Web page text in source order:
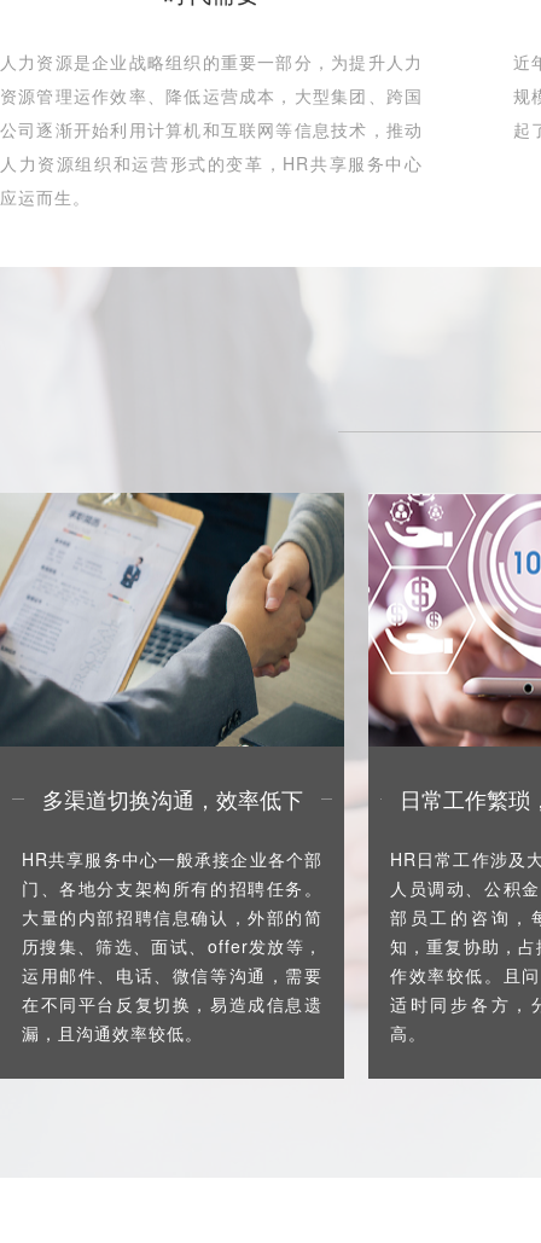
人力资源是企业战略组织的重要一部分，为提升人力
资源管理运作效率、降低运营成本，大型集团、跨国
公司逐渐开始利用计算机和互联网等信息技术，推动
人力资源组织和运营形式的变革，HR共享服务中心
应运而生。
近
规
起
多渠道切换沟通，效率低下
HR共享服务中心一般承接企业各个部
门、各地分支架构所有的招聘任务。
大量的内部招聘信息确认，外部的简
历搜集、筛选、面试、offer发放等，
运用邮件、电话、微信等沟通，需要
在不同平台反复切换，易造成信息遗
漏，且沟通效率较低。
日常工作繁琐
HR日常工作涉及
人员调动、公积
部员工的咨询，
知，重复协助，
作效率较低。且
适时同步各方，
高。